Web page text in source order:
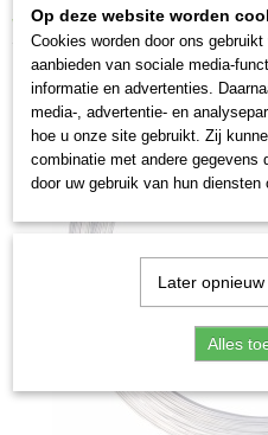
verzinkt 5x5 kg 1.2 mm (per 5
Op deze website worden
Cookies worden door ons
aanbieden van sociale media-
informatie en advertenties.
media-, advertentie- en
hoe u onze site gebruikt. Zij
combinatie met andere gegevens
door uw gebruik van hun
Later opnieuw
Alles